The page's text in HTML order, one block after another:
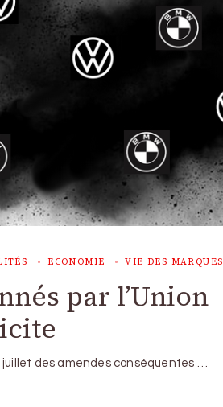
ECONOMIE VIE DES MARQUES
par l’Union
juillet des amendes conséquentes …